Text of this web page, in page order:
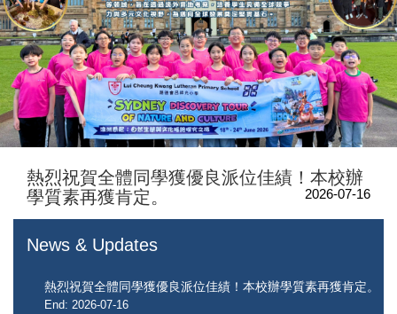
News & Updates
熱烈祝賀全體同學獲優良派位佳績！本校辦學質素再獲肯定。
End: 2026-07-16
熱烈祝賀全體同學獲優良派位佳績！本校辦
學質素再獲肯定。
2026-07-16